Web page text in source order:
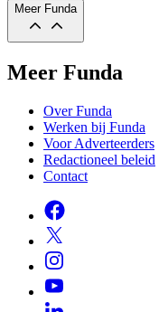
Meer Funda
Meer Funda
Over Funda
Werken bij Funda
Voor Adverteerders
Redactioneel beleid
Contact